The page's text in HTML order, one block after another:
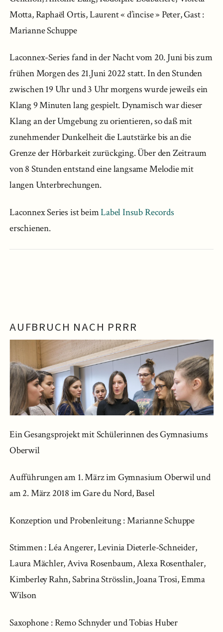
Motta, Raphaël Ortis, Laurent « d’incise » Peter, Gast :
Marianne Schuppe
Laconnex-Series fand in der Nacht vom 20. Juni bis zum
frühen Morgen des 21.Juni 2022 statt. In den Stunden
zwischen 19 Uhr und 3 Uhr morgens wurde jeweils ein
Klang 9 Minuten lang gespielt. Dynamisch war dieser
Klang an der Umgebung zu orientieren, so daß mit
zunehmender Dunkelheit die Lautstärke bis an die
Grenze der Hörbarkeit zurückging. Über den Zeitraum
von 8 Stunden entstand eine langsame Melodie mit
langen Unterbrechungen.
Laconnex Series ist beimLabel Insub Records
erschienen.
AUFBRUCH NACH PRRR
Ein Gesangsprojekt mit Schülerinnen des Gymnasiums
Oberwil
Aufführungen am 1. März im Gymnasium Oberwil und
am 2. März 2018 im Gare du Nord, Basel
Konzeption und Probenleitung : Marianne Schuppe
Stimmen : Léa Angerer, Levinia Dieterle-Schneider,
Laura Mächler, Aviva Rosenbaum, Alexa Rosenthaler,
Kimberley Rahn, Sabrina Strösslin, Joana Trosi, Emma
Wilson
Saxophone : Remo Schnyder und Tobias Huber